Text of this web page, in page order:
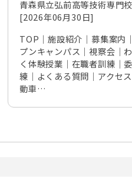
青森県立弘前高等技術専門校
[2026年06月30日]
TOP｜施設紹介｜募集案内
プンキャンパス｜視察会｜
く体験授業｜在職者訓練｜
練｜よくある質問｜アクセ
動車…